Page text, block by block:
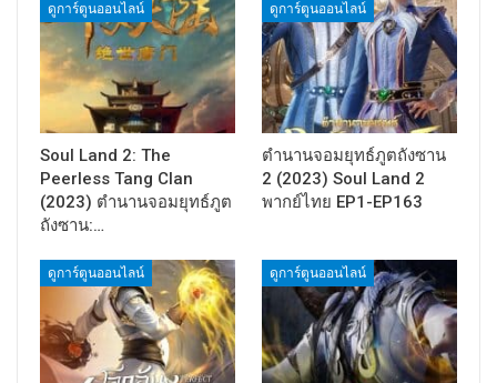
ดูการ์ตูนออนไลน์
Soul Land 2: The
Peerless Tang Clan
(2023) ตำนานจอมยุทธ์ภูต
ถังซาน:…
ดูการ์ตูนออนไลน์
ตำนานจอมยุทธ์ภูตถังซาน
2 (2023) Soul Land 2
พากย์ไทย EP1-EP163
ดูการ์ตูนออนไลน์ ดูการ์ตูนออนไลน์